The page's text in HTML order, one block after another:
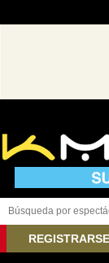
REGISTRARSE